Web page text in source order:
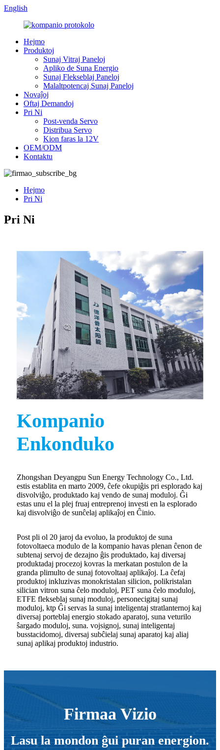
English
Hejmo
Produktoj
Sunaj Vitraj Paneloj
Apliko de Suna Energio
Sunaj Flekseblaj Paneloj
Malaltpotencaj Sunaj Paneloj
Novaĵoj
Oftaj Demandoj
Pri Ni
Post-venda Servo
Distribua Servo
Kion faras la 12V
OEM/ODM
Kontaktu
Hejmo
Pri Ni
Pri Ni
Kompanio
Enkonduko
Zhongshan Deyangpu Sun Energy Technology Co., Ltd.
estis establita en marto 2009, ĉefe okupiĝis pri esplorado kaj
disvolviĝo, produktado kaj vendo de sunaj moduloj. Ĝi
estas unu el la plej fruaj entreprenoj investi en la esplorado
kaj disvolviĝo de sunĉelaj aplikaĵoj en Ĉinio.
Post pli ol 20 jaroj da evoluo, la produktoj de suna
fotovoltaeca modulo de la kompanio havas plenan ĉenon de
subtenaj servoj de dezajno ĝis produktado, kaj diversaj
produktadaj procezoj kovras la merkatan postulon de la
granda plimulto de sunaj fotovoltaaj aplikaĵoj. La ĉefaj
produktoj inkluzivas monokristalan silicion, polikristalan
silician vitron suna ĉelo moduloj, PET suna ĉelo moduloj,
ETFE flekseblaj sunaj moduloj, personecigitaj sunaj
moduloj, ktp Ĝi servas la sunaj inteligentaj stratlanternoj kaj
diversaj porteblaj energio stokado aparatoj, suna veturilo
ŝargado moduloj, suna. vojsignoj, sunaj inteligentaj
busstacidomoj, diversaj subĉielaj sunaj aparatoj kaj aliaj
sunaj aplikaj produktoj industrio.
Firmaa Vizio
Lasu la mondon ĝui puran energion.